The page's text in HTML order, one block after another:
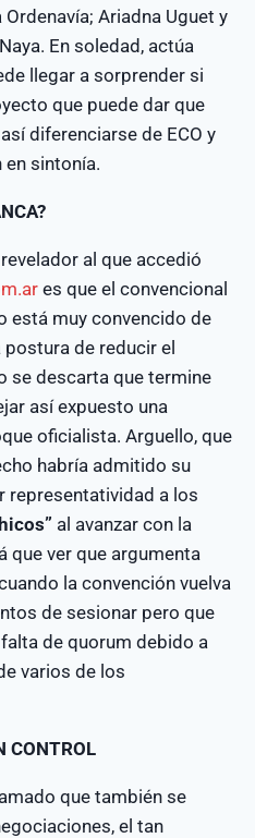
Ariadna Uguet y
En soledad, actúa
llegar a sorprender si
que puede dar que
diferenciarse de ECO y
sintonía.
al que accedió
es que el convencional
está muy convencido de
de reducir el
se descarta que termine
así expuesto una
oficialista. Arguello, que
habría admitido su
representatividad a los
al avanzar con la
que ver que argumenta
la convención vuelva
de sesionar pero que
de quorum debido a
varios de los
CONTROL
que también se
el tan